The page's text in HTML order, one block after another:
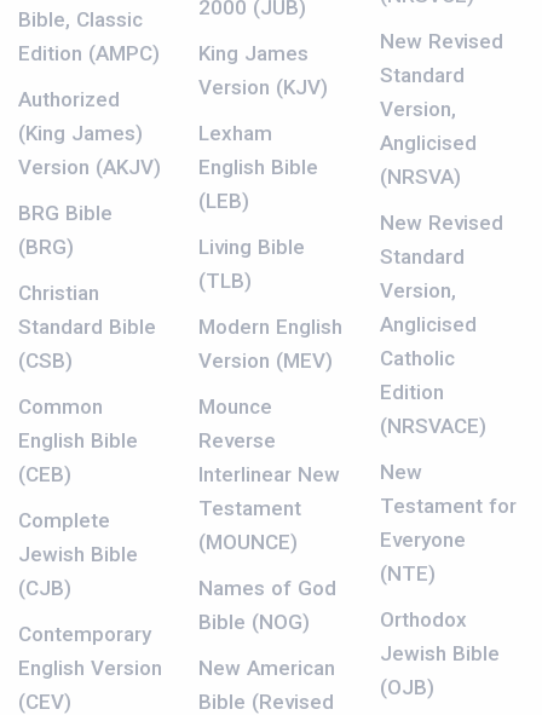
Bible, Classic
Edition (AMPC)
Authorized
(King James)
Version (AKJV)
BRG Bible
(BRG)
Christian
Standard Bible
(CSB)
Common
English Bible
(CEB)
Complete
Jewish Bible
(CJB)
Contemporary
English Version
(CEV)
2000 (JUB)
King James
Version (KJV)
Lexham
English Bible
(LEB)
Living Bible
(TLB)
Modern English
Version (MEV)
Mounce
Reverse
Interlinear New
Testament
(MOUNCE)
Names of God
Bible (NOG)
New American
Bible (Revised
New Revised
Standard
Version,
Anglicised
(NRSVA)
New Revised
Standard
Version,
Anglicised
Catholic
Edition
(NRSVACE)
New
Testament for
Everyone
(NTE)
Orthodox
Jewish Bible
(OJB)